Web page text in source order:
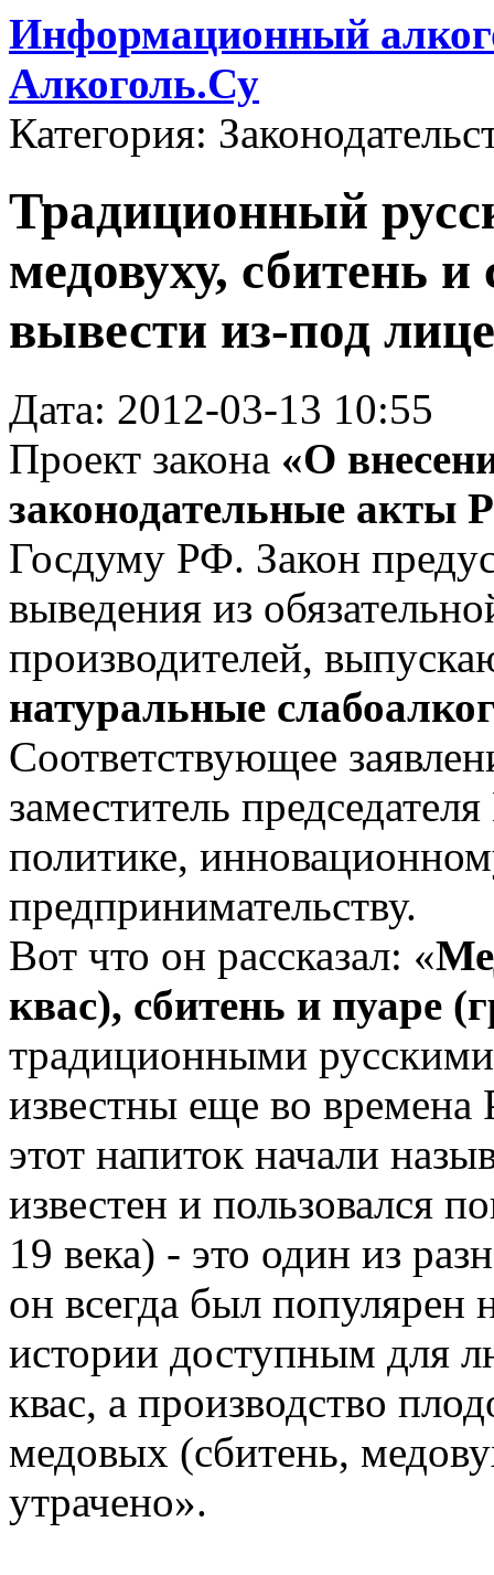
Информационный
Алкоголь.Су
Категория:
Традиционный
медовуху, сбитень
вывести из-под
Дата: 2012-03-13 10:55
Проект закона «О
законодательные акты
Госдуму РФ. Закон
выведения из
производителей,
натуральные
Соответствующее
заместитель
политике,
предпринимательству.
Вот что он рассказал: «
квас), сбитень и пуаре
традиционными
известны еще во
этот напиток начали
известен и пользовался
19 века) - это один из
он всегда был популярен
истории доступным для
квас, а производство
медовых (сбитень,
утрачено».